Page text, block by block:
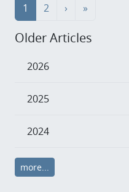
1 2 › »
Older Articles
2026
2025
2024
more...